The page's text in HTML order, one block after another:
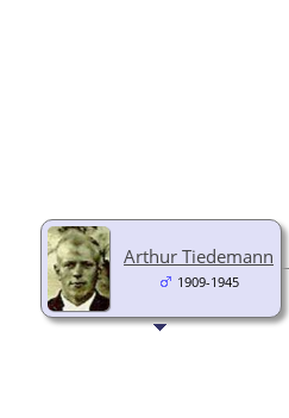
Arthur Tiedemann
1909-1945